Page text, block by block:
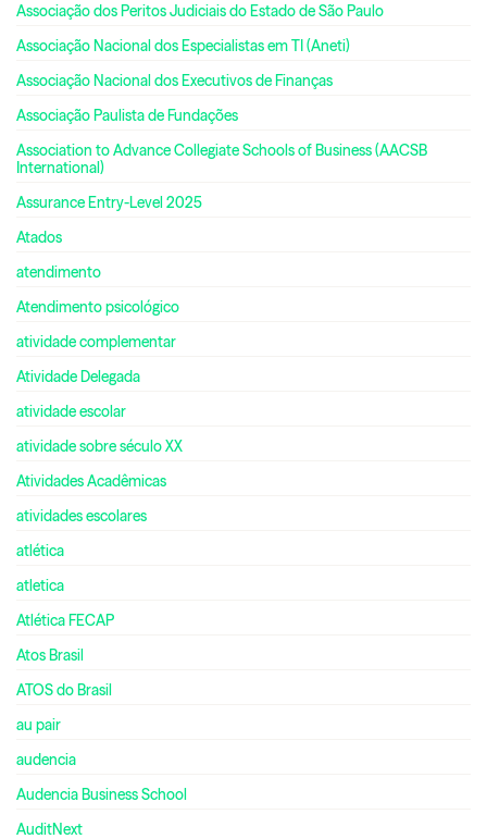
Associação dos Peritos Judiciais do Estado de São Paulo
Associação Nacional dos Especialistas em TI (Aneti)
Associação Nacional dos Executivos de Finanças
Associação Paulista de Fundações
Association to Advance Collegiate Schools of Business (AACSB
International)
Assurance Entry-Level 2025
Atados
atendimento
Atendimento psicológico
atividade complementar
Atividade Delegada
atividade escolar
atividade sobre século XX
Atividades Acadêmicas
atividades escolares
atlética
atletica
Atlética FECAP
Atos Brasil
ATOS do Brasil
au pair
audencia
Audencia Business School
AuditNext